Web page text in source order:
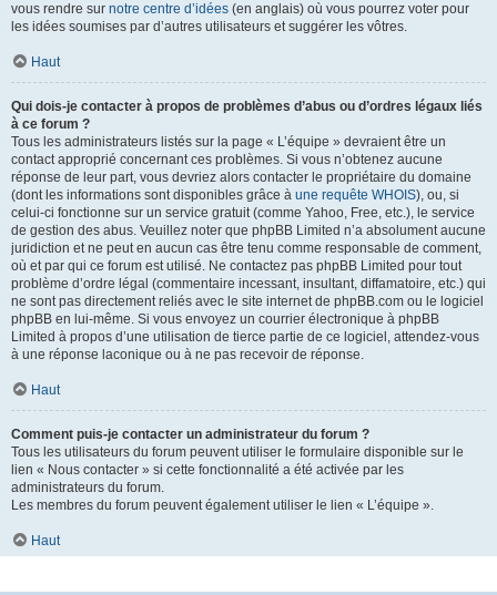
vous rendre sur notre centre d’idées (en anglais) où vous pourrez voter pour
les idées soumises par d’autres utilisateurs et suggérer les vôtres.
Haut
Qui dois-je contacter à propos de problèmes d’abus ou d’ordres légaux liés
à ce forum ?
Tous les administrateurs listés sur la page « L’équipe » devraient être un
contact approprié concernant ces problèmes. Si vous n’obtenez aucune
réponse de leur part, vous devriez alors contacter le propriétaire du domaine
(dont les informations sont disponibles grâce à une requête WHOIS), ou, si
celui-ci fonctionne sur un service gratuit (comme Yahoo, Free, etc.), le service
de gestion des abus. Veuillez noter que phpBB Limited n’a absolument aucune
juridiction et ne peut en aucun cas être tenu comme responsable de comment,
où et par qui ce forum est utilisé. Ne contactez pas phpBB Limited pour tout
problème d’ordre légal (commentaire incessant, insultant, diffamatoire, etc.) qui
ne sont pas directement reliés avec le site internet de phpBB.com ou le logiciel
phpBB en lui-même. Si vous envoyez un courrier électronique à phpBB
Limited à propos d’une utilisation de tierce partie de ce logiciel, attendez-vous
à une réponse laconique ou à ne pas recevoir de réponse.
Haut
Comment puis-je contacter un administrateur du forum ?
Tous les utilisateurs du forum peuvent utiliser le formulaire disponible sur le
lien « Nous contacter » si cette fonctionnalité a été activée par les
administrateurs du forum.
Les membres du forum peuvent également utiliser le lien « L’équipe ».
Haut